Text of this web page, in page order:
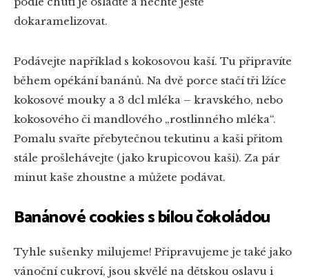
dokaramelizovat.
Podávejte například s kokosovou kaší. Tu připravíte
během opékání banánů. Na dvě porce stačí tři lžíce
kokosové mouky a 3 dcl mléka – kravského, nebo
kokosového či mandlového „rostlinného mléka“.
Pomalu svařte přebytečnou tekutinu a kaši přitom
stále prošlehávejte (jako krupicovou kaši). Za pár
minut kaše zhoustne a můžete podávat.
Banánové cookies s bílou čokoládou
Tyhle sušenky milujeme! Připravujeme je také jako
vánoční cukroví, jsou skvělé na dětskou oslavu i